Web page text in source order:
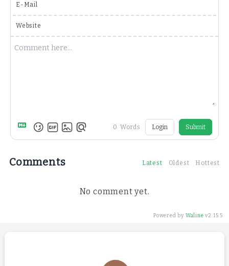
E-Mail
Website
0 Words Login Submit
Comments Latest Oldest Hottest
No comment yet.
Powered by Waline v2.15.5